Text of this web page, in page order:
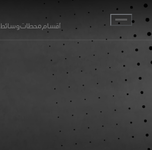
انتقل إلى المحتوى الرئيسي
أقسام محطاتوسائط